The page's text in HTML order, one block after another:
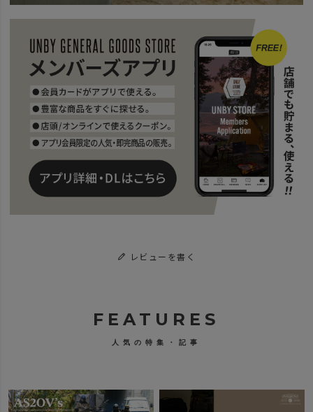
レビューを書く
FEATURES
人気の特集・記事